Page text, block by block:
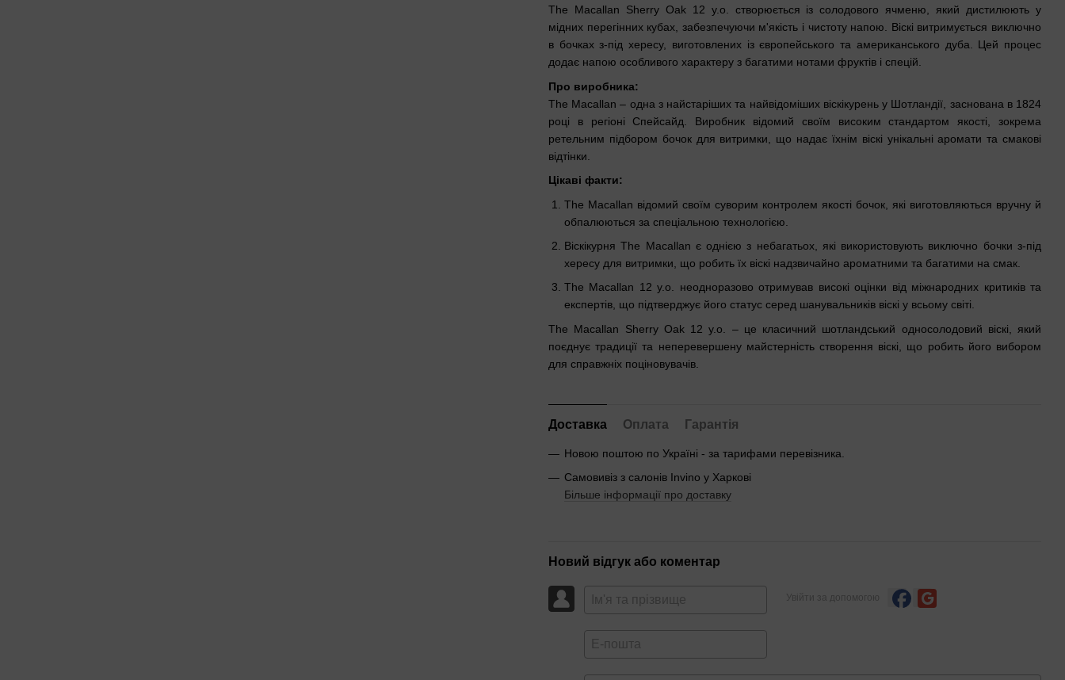
The Macallan Sherry Oak 12 y.o. створюється із солодового ячменю, який дистилюють у
мідних перегінних кубах, забезпечуючи м'якість і чистоту напою. Віскі витримується виключно
в бочках з-під хересу, виготовлених із європейського та американського дуба. Цей процес
додає напою особливого характеру з багатими нотами фруктів і спецій.
Про виробника:
The Macallan – одна з найстаріших та найвідоміших віскікурень у Шотландії, заснована в 1824
році в регіоні Спейсайд. Виробник відомий своїм високим стандартом якості, зокрема
ретельним підбором бочок для витримки, що надає їхнім віскі унікальні аромати та смакові
відтінки.
Цікаві факти:
The Macallan відомий своїм суворим контролем якості бочок, які виготовляються вручну й
обпалюються за спеціальною технологією.
Віскікурня The Macallan є однією з небагатьох, які використовують виключно бочки з-під
хересу для витримки, що робить їх віскі надзвичайно ароматними та багатими на смак.
The Macallan 12 y.o. неодноразово отримував високі оцінки від міжнародних критиків та
експертів, що підтверджує його статус серед шанувальників віскі у всьому світі.
The Macallan Sherry Oak 12 y.o. – це класичний шотландський односолодовий віскі, який
поєднує традиції та неперевершену майстерність створення віскі, що робить його вибором
для справжніх поціновувачів.
Доставка Оплата Гарантія
Новою поштою по Україні - за тарифами перевізника.
Самовивіз з салонів Invino у Харкові
Більше інформації про доставку
Новий відгук або коментар
Увійти за допомогою